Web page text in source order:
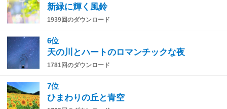
新緑に輝く風鈴
1939回のダウンロード
6位
天の川とハートのロマンチックな夜
1781回のダウンロード
7位
ひまわりの丘と青空